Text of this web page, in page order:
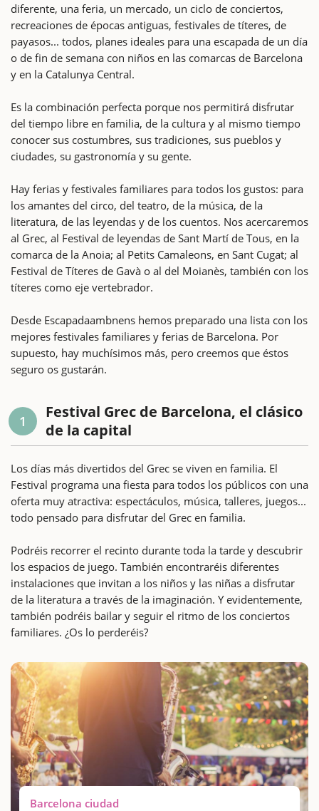
diferente, una feria, un mercado, un ciclo de conciertos,
recreaciones de épocas antiguas, festivales de títeres, de
payasos... todos, planes ideales para una escapada de un día
o de fin de semana con niños en las comarcas de Barcelona
y en la Catalunya Central.
Es la combinación perfecta porque nos permitirá disfrutar
del tiempo libre en familia, de la cultura y al mismo tiempo
conocer sus costumbres, sus tradiciones, sus pueblos y
ciudades, su gastronomía y su gente.
Hay ferias y festivales familiares para todos los gustos: para
los amantes del circo, del teatro, de la música, de la
literatura, de las leyendas y de los cuentos. Nos acercaremos
al Grec, al Festival de leyendas de Sant Martí de Tous, en la
comarca de la Anoia; al Petits Camaleons, en Sant Cugat; al
Festival de Títeres de Gavà o al del Moianès, también con los
títeres como eje vertebrador.
Desde Escapadaambnens hemos preparado una lista con los
mejores festivales familiares y ferias de Barcelona. Por
supuesto, hay muchísimos más, pero creemos que éstos
seguro os gustarán.
1
Festival Grec de Barcelona, el clásico
de la capital
Los días más divertidos del Grec se viven en familia. El
Festival programa una fiesta para todos los públicos con una
oferta muy atractiva: espectáculos, música, talleres, juegos...
todo pensado para disfrutar del Grec en familia.
Podréis recorrer el recinto durante toda la tarde y descubrir
los espacios de juego. También encontraréis diferentes
instalaciones que invitan a los niños y las niñas a disfrutar
de la literatura a través de la imaginación. Y evidentemente,
también podréis bailar y seguir el ritmo de los conciertos
familiares. ¿Os lo perderéis?
Barcelona ciudad